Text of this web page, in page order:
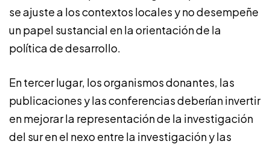
se ajuste a los contextos locales y no desempeñe
un papel sustancial en la orientación de la
política de desarrollo.
En tercer lugar, los organismos donantes, las
publicaciones y las conferencias deberían invertir
en mejorar la representación de la investigación
del sur en el nexo entre la investigación y las